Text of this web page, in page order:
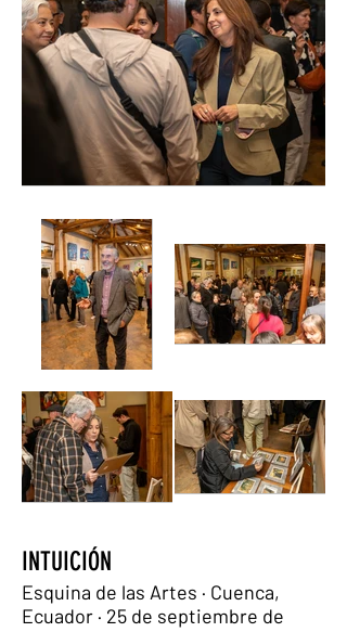
INTUICIÓN
Esquina de las Artes · Cuenca,
Ecuador · 25 de septiembre de